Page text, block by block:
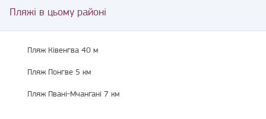
Пляжі в цьому районі
Пляж Ківенгва 40 м
Пляж Понгве 5 км
Пляж Пвані-Мчангані 7 км